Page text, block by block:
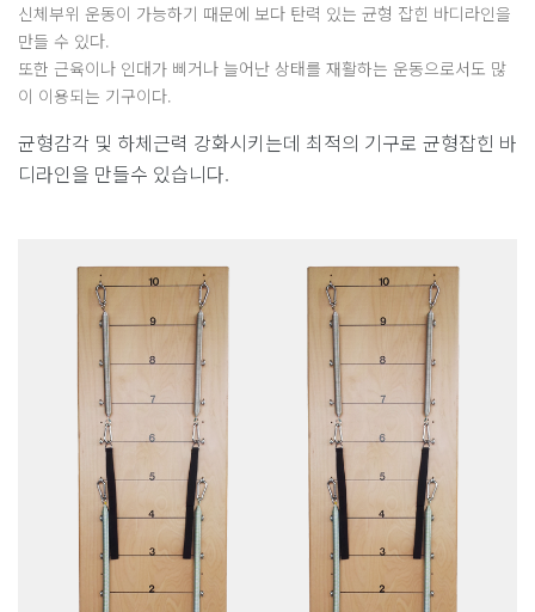
신체부위 운동이 가능하기 때문에 보다 탄력 있는 균형 잡힌 바디라인을
만들 수 있다.
또한 근육이나 인대가 삐거나 늘어난 상태를 재활하는 운동으로서도 많
이 이용되는 기구이다.
균형감각 및 하체근력 강화시키는데 최적의 기구로 균형잡힌 바
디라인을 만들수 있습니다.